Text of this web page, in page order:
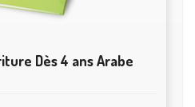
Dès 4 ans Arabe